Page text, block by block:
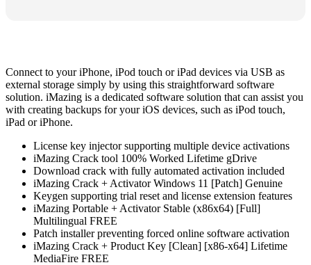
Connect to your iPhone, iPod touch or iPad devices via USB as
external storage simply by using this straightforward software
solution. iMazing is a dedicated software solution that can assist you
with creating backups for your iOS devices, such as iPod touch,
iPad or iPhone.
License key injector supporting multiple device activations
iMazing Crack tool 100% Worked Lifetime gDrive
Download crack with fully automated activation included
iMazing Crack + Activator Windows 11 [Patch] Genuine
Keygen supporting trial reset and license extension features
iMazing Portable + Activator Stable (x86x64) [Full]
Multilingual FREE
Patch installer preventing forced online software activation
iMazing Crack + Product Key [Clean] [x86-x64] Lifetime
MediaFire FREE